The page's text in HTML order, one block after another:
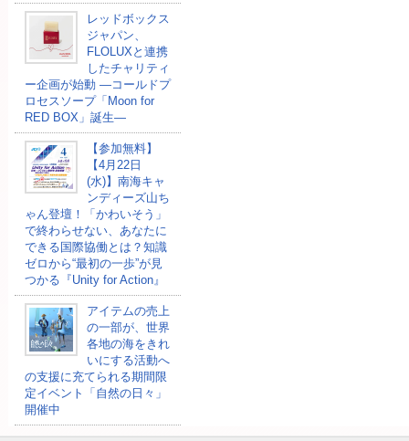
レッドボックス
ジャパン、
FLOLUXと連携
したチャリティ
ー企画が始動 ―コールドプ
ロセスソープ「Moon for
RED BOX」誕生―
【参加無料】
【4月22日
(水)】南海キャ
ンディーズ山ち
ゃん登壇！「かわいそう」
で終わらせない、あなたに
できる国際協働とは？知識
ゼロから“最初の一歩”が見
つかる『Unity for Action』
アイテムの売上
の一部が、世界
各地の海をきれ
いにする活動へ
の支援に充てられる期間限
定イベント「自然の日々」
開催中